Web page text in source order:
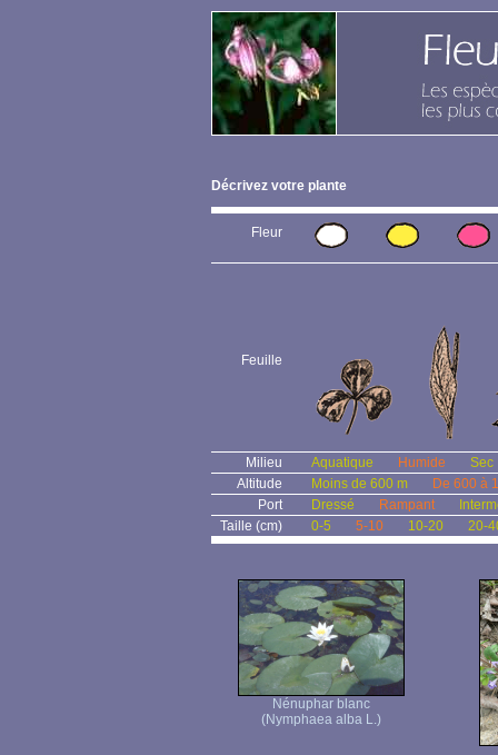
Décrivez votre plante
Fleur
Feuille
Milieu Aquatique Humide
Sec
Altitude
Moins de 600 m
De 600 à
Port
Dressé Rampant
Taille (cm)
0-5 5-10 10-20 20-
Nénuphar blanc
(Nymphaea alba L.)